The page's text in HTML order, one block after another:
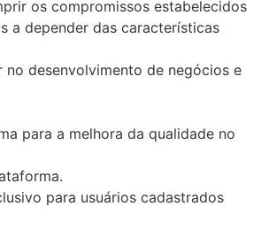
os compromissos estabelecidos
a depender das características
desenvolvimento de negócios e
para a melhora da qualidade no
para usuários cadastrados